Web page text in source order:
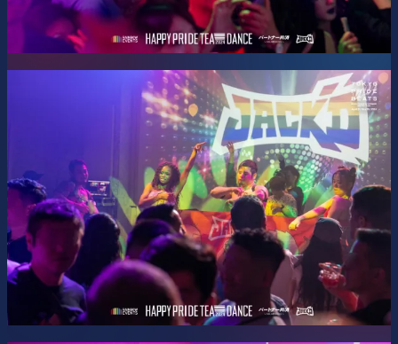
このパーティーは、LGBTQ+プライドを祝福するミュージッ
Tokyo Pride Beats 2026のオープニングビー
トして開催されます。